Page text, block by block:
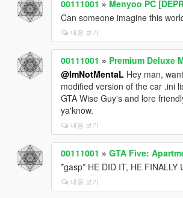
00111001 » Menyoo PC
Can someone imagine this
내용 보기
00111001 » Premium Deluxe
@ImNotMentaL Hey man,
modified version of the car .ini
GTA Wise Guy's and lore
ya'know.
내용 보기
00111001 »GTA Five:
*gasp* HE DID IT, HE FINALLY
내용 보기